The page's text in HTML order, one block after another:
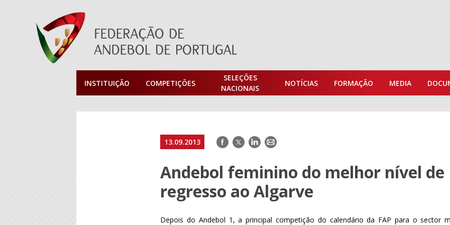
INSTITUIÇÃO COMPETIÇÕES
SELEÇÕES
NACIONAIS
NOTÍCIAS FORMAÇÃO MEDIA
13.09.2013 Facebook
TwitterLinkedIn
E-
Andebol feminino do melhor nível de
regresso ao Algarve
Depois do Andebol 1, a principal competição do calendário da FAP para o sector